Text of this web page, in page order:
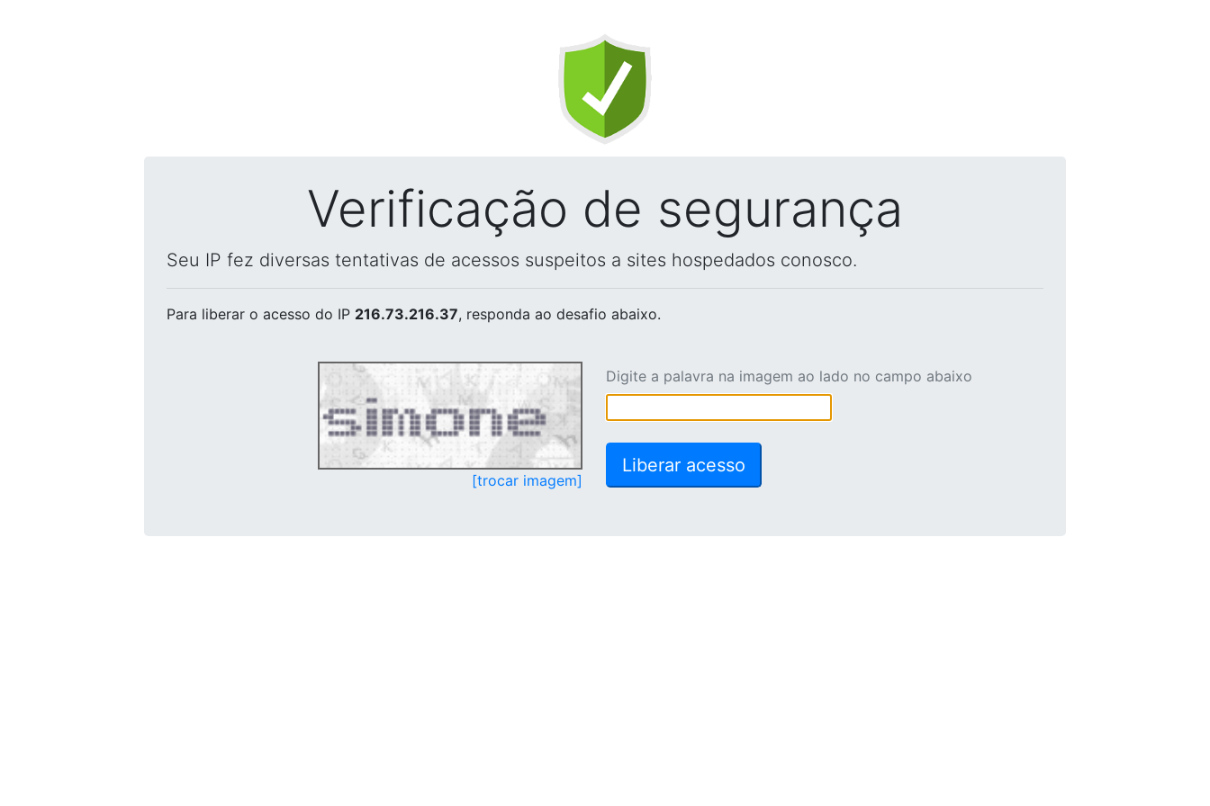
Verificação de segurança
Seu IP fez diversas tentativas de acessos suspeitos a sites hospedados conosco.
Para liberar o acesso do IP 216.73.216.37, responda ao desafio abaixo.
[trocar imagem]
Digite a palavra na imagem ao lado no campo abaixo